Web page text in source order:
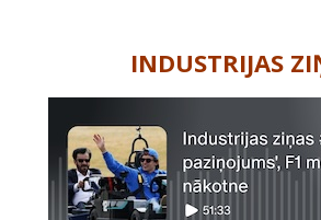
INDUSTRIJAS